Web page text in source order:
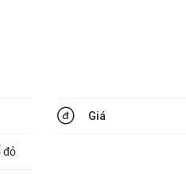
Giá
đỏ